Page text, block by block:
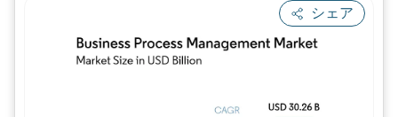
シェア